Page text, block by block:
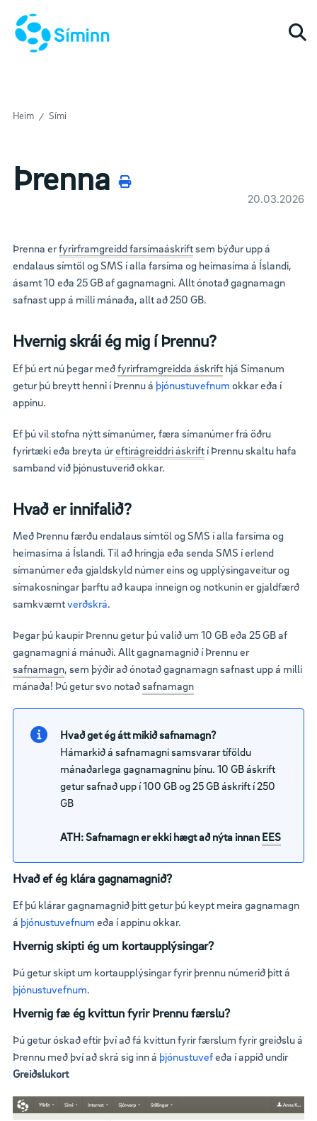
Heim Sími
Þrenna
20.03.2026
Þrenna erfyrirframgreidd farsímaáskriftsem býður upp á
endalaus símtöl og SMS í alla farsíma og heimasíma á Íslandi,
ásamt 10 eða 25 GB af gagnamagni. Allt ónotað gagnamagn
safnast upp á milli mánaða, allt að 250 GB.
Hvernig skrái ég mig í Þrennu?
Ef þú ert nú þegar meðfyrirframgreidda áskrift hjá Símanum
getur þú breytt henni í Þrennu á þjónustuvefnum okkar eða í
appinu.
Ef þú vil stofna nýtt símanúmer, færa símanúmer frá öðru
fyrirtæki eða breyta úreftirágreiddri áskrift í Þrennu skaltu hafa
samband við þjónustuverið okkar.
Hvað er innifalið?
Með Þrennu færðu endalaus símtöl og SMS í alla farsíma og
heimasíma á Íslandi. Til að hringja eða senda SMS í erlend
símanúmer eða gjaldskyld númer eins og upplýsingaveitur og
símakosningar þarftu að kaupa inneign og notkunin er gjaldfærð
samkvæmtverðskrá.
Þegar þú kaupir Þrennu getur þú valið um 10 GB eða 25 GB af
gagnamagni á mánuði. Allt gagnamagnið í Þrennu er
safnamagn, sem þýðir að ónotað gagnamagn safnast upp á milli
mánaða! Þú getur svo notaðsafnamagn
Hvað get ég átt mikið safnamagn?
Hámarkið á safnamagni samsvarar tíföldu
mánaðarlega gagnamagninu þínu. 10 GB áskrift
getur safnað upp í 100 GB og 25 GB áskrift í 250
GB
ATH: Safnamagn er ekki hægt að nýta innan EES
Hvað ef ég klára gagnamagnið?
Ef þú klárar gagnamagnið þitt getur þú keypt meira gagnamagn
á þjónustuvefnum eða í appinu okkar.
Hvernig skipti ég um kortaupplýsingar?
Þú getur skipt um kortaupplýsingar fyrir þrennu númerið þitt á
þjónustuvefnum.
Hvernig fæ ég kvittun fyrir Þrennu færslu?
Þú getur óskað eftir því að fá kvittun fyrir færslum fyrir greiðslu á
Þrennu með því að skrá sig inn á þjónustuvefeða í appið undir
Greiðslukort